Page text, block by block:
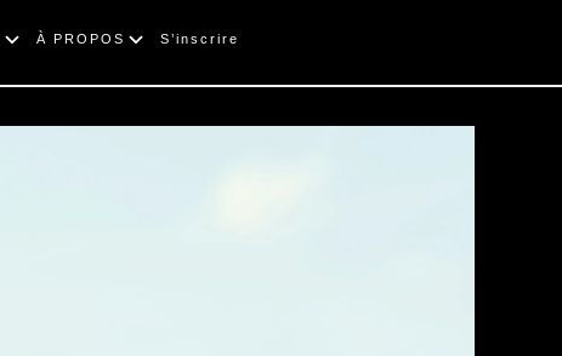
À PROPOS S’inscrire